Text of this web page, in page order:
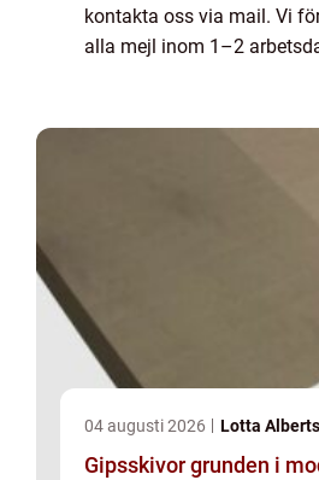
kontakta oss via mail. Vi
alla mejl inom 1–2
04 augusti 2026 Lotta
Gipsskivor grunden i moderna,